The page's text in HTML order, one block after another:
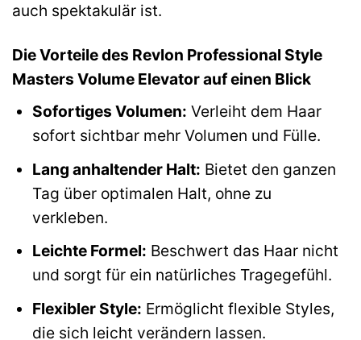
auch spektakulär ist.
Die Vorteile des Revlon Professional Style
Masters Volume Elevator auf einen Blick
Sofortiges Volumen: Verleiht dem Haar
sofort sichtbar mehr Volumen und Fülle.
Lang anhaltender Halt: Bietet den ganzen
Tag über optimalen Halt, ohne zu
verkleben.
Leichte Formel: Beschwert das Haar nicht
und sorgt für ein natürliches Tragegefühl.
Flexibler Style: Ermöglicht flexible Styles,
die sich leicht verändern lassen.